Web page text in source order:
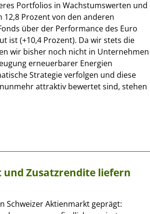
Portfolios in Wachstumswerten und
Prozent von den anderen
über der Performance des Euro
ist (+10,4 Prozent). Da wir stets die
wir bisher noch nicht in Unternehmen
erneuerbarer Energien
Strategie verfolgen und diese
attraktiv bewertet sind, stehen
und Zusatzrendite liefern
Schweizer Aktienmarkt geprägt: